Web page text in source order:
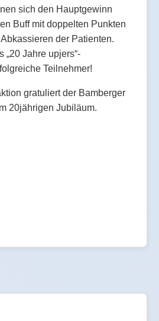
sich den Hauptgewinn
Buff mit doppelten Punkten
der Patienten.
„20 Jahre upjers“-
Teilnehmer!
gratuliert der Bamberger
20jährigen Jubiläum.